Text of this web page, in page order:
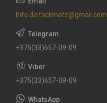
Info.deltaclimate@gmail.com
+375(33)657-09-09
+375(33)657-09-09